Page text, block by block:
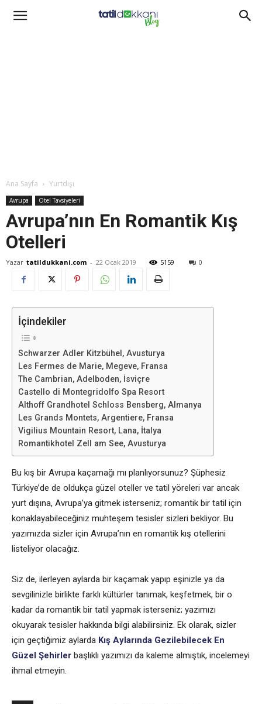
Ana Sayfa Yurtdışı
Avrupa Otel Tavsiyeleri
Avrupa’nın En Romantik Kış
Otelleri
Yazar tatildukkani.com - 22 Ocak 2019 5159 0
İçindekiler
Schwarzer Adler Kitzbühel, Avusturya
Les Fermes de Marie, Megeve, Fransa
The Cambrian, Adelboden, İsviçre
Castello di Montegridolfo Spa Resort
Althoff Grandhotel Schloss Bensberg, Almanya
Les Grands Montets, Argentiere, Fransa
Vigilius Mountain Resort, Lana, İtalya
Romantikhotel Zell am See, Avusturya
Bu kış bir Avrupa kaçamağı mı planlıyorsunuz? Şüphesiz
Türkiye’de de oldukça güzel oteller ve tatil yöreleri var ancak
yurt dışına, Avrupa’ya gitmek isterseniz; romantik bir tatil için
konaklayabileceğiniz muhteşem tesisler sizleri bekliyor. Bu
yazımızda sizler için Avrupa’nın en romantik kış otellerini
listeliyor olacağız.
Siz de, ilerleyen aylarda bir kaçamak yapıp eşinizle ya da
sevgilinizle birlikte farklı kültürler tanımak, keşfetmek, bir o
kadar da romantik bir tatil yapmak isterseniz; yazımızı
okuyarak tesisler hakkında bilgi alabilirsiniz. Ek olarak, sizler
için geçtiğimiz aylarda Kış Aylarında Gezilebilecek En
Güzel Şehirler başlıklı yazımızı da kaleme almıştık, incelemeyi
ihmal etmeyin.